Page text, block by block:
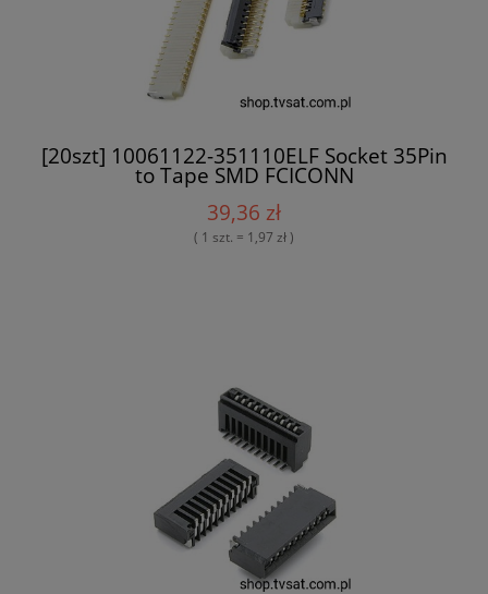
[20szt] 10061122-351110ELF Socket 35Pin
to Tape SMD FCICONN
39,36 zł
( 1 szt. = 1,97 zł )